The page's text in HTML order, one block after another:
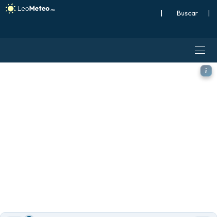
| |
GFS modelo - Europa,